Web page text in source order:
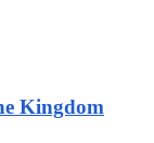
Kingdom